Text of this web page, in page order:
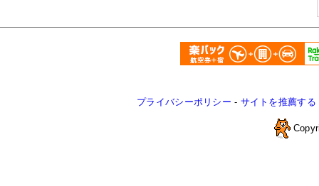
プライバシーポリシー - サイトを推薦する